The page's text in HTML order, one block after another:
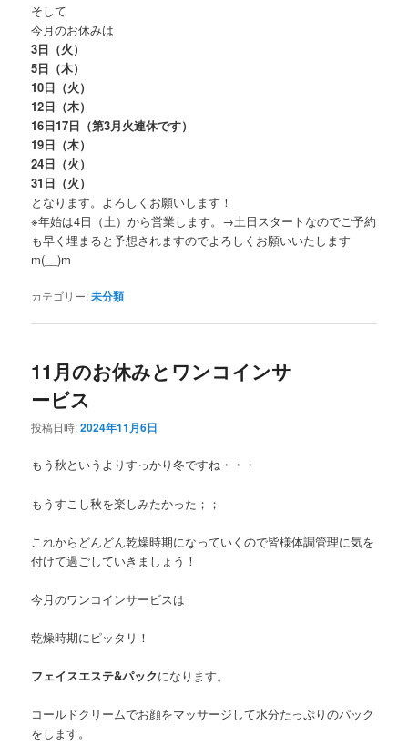
そして
今月のお休みは
3日（火）
5日（木）
10日（火）
12日（木）
16日17日（第3月火連休です）
19日（木）
24日（火）
31日（火）
となります。よろしくお願いします！
※年始は4日（土）から営業します。→土日スタートなのでご予約
も早く埋まると予想されますのでよろしくお願いいたします
m(__)m
カテゴリー:未分類
11月のお休みとワンコインサ
ービス
投稿日時:2024年11月6日
もう秋というよりすっかり冬ですね・・・
もうすこし秋を楽しみたかった；；
これからどんどん乾燥時期になっていくので皆様体調管理に気を
付けて過ごしていきましょう！
今月のワンコインサービスは
乾燥時期にピッタリ！
フェイスエステ&パックになります。
コールドクリームでお顔をマッサージして水分たっぷりのパック
をします。